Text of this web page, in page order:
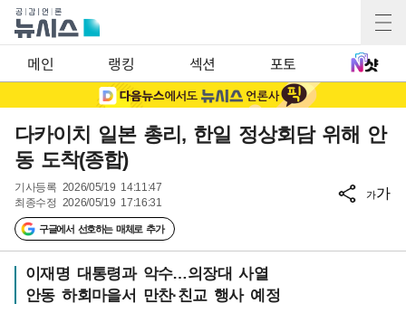
메인 랭킹 섹션 포토
다카이치 일본 총리, 한일 정상회담 위해 안
동 도착(종합)
기사등록 2026/05/19 14:11:47
최종수정 2026/05/19 17:16:31
구글에서 선호하는 매체로 추가
가가
이재명 대통령과 악수…의장대 사열
안동 하회마을서 만찬·친교 행사 예정